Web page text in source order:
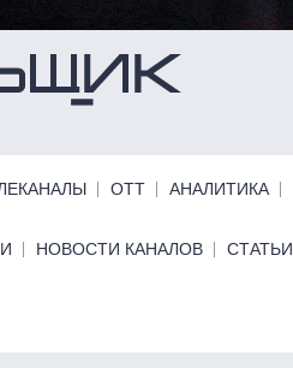
ОТТ АНАЛИТИКА
НОВОСТИ КАНАЛОВ СТАТЬИ